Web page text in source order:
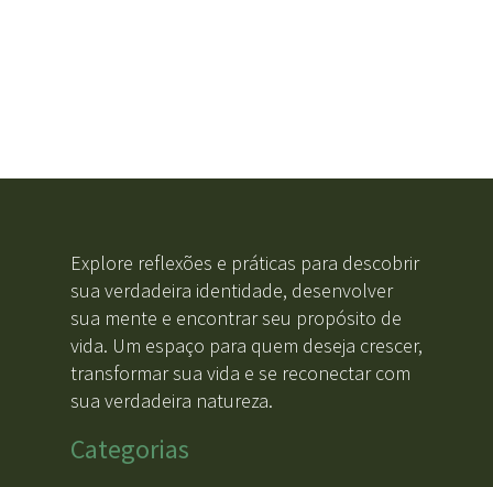
Explore reflexões e práticas para descobrir
sua verdadeira identidade, desenvolver
sua mente e encontrar seu propósito de
vida. Um espaço para quem deseja crescer,
transformar sua vida e se reconectar com
sua verdadeira natureza.
Categorias